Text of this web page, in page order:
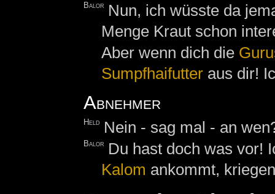
Balor
Nun, ich wüsste da
Menge Kraut schon
Aber wenn dich die
Sumpfhaifutteraus dir!
Abnehmer
Held Nein - sag mal - an
Balor
Du hast doch was vor!
Kalom ankommt,